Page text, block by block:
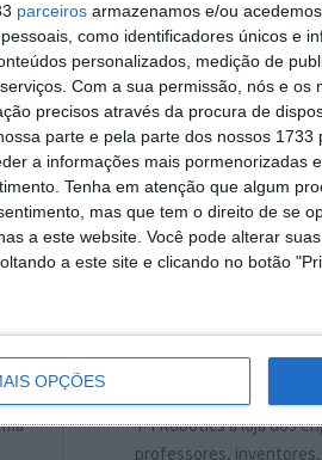
parceiros armazenamos e/ou
como identificadores únicos e
personalizados, medição de
Com a sua permissão, nós e os
precisos através da procura de
parte e pela parte dos nossos
a informações mais pormenorizadas
Tenha em atenção que algum
mas que tem o direito de se
a este website. Você pode alterar
a este site e clicando no botão
OPÇÕES
tem mais de um ano
,toyota
no Google Notícias
PTRobotics a loja dos
professores,